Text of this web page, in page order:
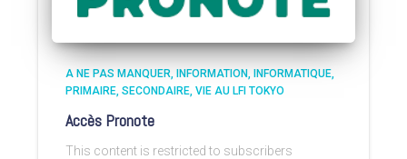
A NE PAS MANQUER INFORMATION INFORMATIQUE
PRIMAIRE SECONDAIRE VIE AU LFI TOKYO
Accès Pronote
This content is restricted to subscribers